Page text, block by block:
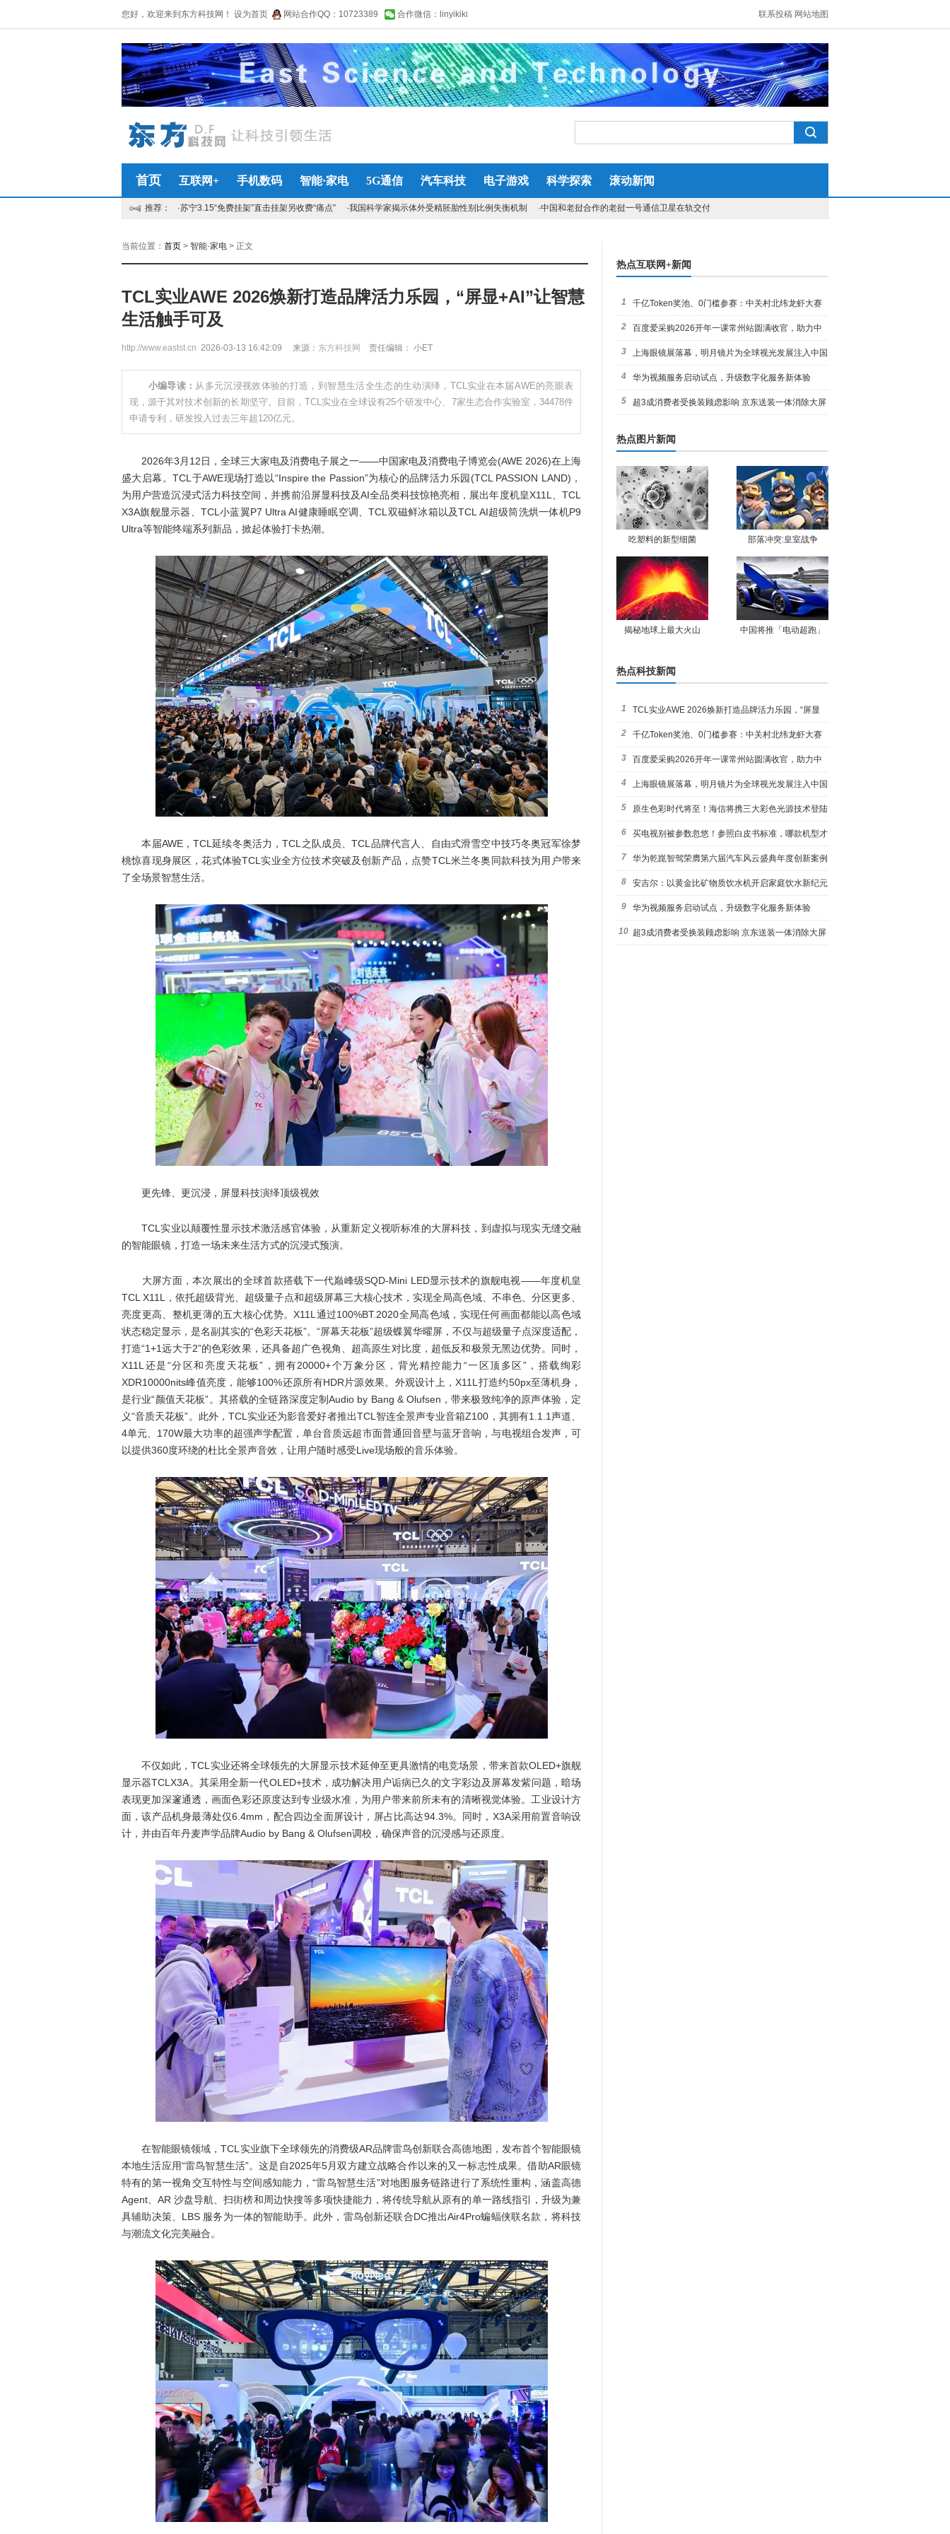
您好，欢迎来到东方科技网！ 设为首页 网站合作QQ：10723389 合作微信：linyikiki 联系投稿 网站地图
首页 互联网+ 手机数码 智能·家电 5G通信 汽车科技 电子游戏 科学探索 滚动新闻
推荐： ·苏宁3.15“免费挂架”直击挂架另收费“痛点” ·我国科学家揭示体外受精胚胎性别比例失衡机制 ·中国和老挝合作的老挝一号通信卫星在轨交付
当前位置： 首页 > 智能·家电 > 正文
TCL实业AWE 2026焕新打造品牌活力乐园，“屏显+AI”让智慧
生活触手可及
http://www.eastst.cn 2026-03-13 16:42:09 来源： 东方科技网 责任编辑： 小ET
小编导读： 从多元沉浸视效体验的打造，到智慧生活全生态的生动演绎，TCL实业在本届AWE的亮眼表
现，源于其对技术创新的长期坚守。目前，TCL实业在全球设有25个研发中心、7家生态合作实验室，34478件
申请专利，研发投入过去三年超120亿元。
2026年3月12日，全球三大家电及消费电子展之一——中国家电及消费电子博览会(AWE 2026)在上海
盛大启幕。TCL于AWE现场打造以“Inspire the Passion”为核心的品牌活力乐园(TCL PASSION LAND)，
为用户营造沉浸式活力科技空间，并携前沿屏显科技及AI全品类科技惊艳亮相，展出年度机皇X11L、TCL
X3A旗舰显示器、TCL小蓝翼P7 Ultra AI健康睡眠空调、TCL双磁鲜冰箱以及TCL AI超级筒洗烘一体机P9
Ultra等智能终端系列新品，掀起体验打卡热潮。
本届AWE，TCL延续冬奥活力，TCL之队成员、TCL品牌代言人、自由式滑雪空中技巧冬奥冠军徐梦
桃惊喜现身展区，花式体验TCL实业全方位技术突破及创新产品，点赞TCL米兰冬奥同款科技为用户带来
了全场景智慧生活。
更先锋、更沉浸，屏显科技演绎顶级视效
TCL实业以颠覆性显示技术激活感官体验，从重新定义视听标准的大屏科技，到虚拟与现实无缝交融
的智能眼镜，打造一场未来生活方式的沉浸式预演。
大屏方面，本次展出的全球首款搭载下一代巅峰级SQD-Mini LED显示技术的旗舰电视——年度机皇
TCL X11L，依托超级背光、超级量子点和超级屏幕三大核心技术，实现全局高色域、不串色、分区更多、
亮度更高、整机更薄的五大核心优势。X11L通过100%BT.2020全局高色域，实现任何画面都能以高色域
状态稳定显示，是名副其实的“色彩天花板”。“屏幕天花板”超级蝶翼华曜屏，不仅与超级量子点深度适配，
打造“1+1远大于2”的色彩效果，还具备超广色视角、超高原生对比度，超低反和极景无黑边优势。同时，
X11L还是“分区和亮度天花板”，拥有20000+个万象分区，背光精控能力“一区顶多区”，搭载绚彩
XDR10000nits峰值亮度，能够100%还原所有HDR片源效果。外观设计上，X11L打造约50px至薄机身，
是行业“颜值天花板”。其搭载的全链路深度定制Audio by Bang & Olufsen，带来极致纯净的原声体验，定
义“音质天花板”。此外，TCL实业还为影音爱好者推出TCL智连全景声专业音箱Z100，其拥有1.1.1声道、
4单元、170W最大功率的超强声学配置，单台音质远超市面普通回音壁与蓝牙音响，与电视组合发声，可
以提供360度环绕的杜比全景声音效，让用户随时感受Live现场般的音乐体验。
不仅如此，TCL实业还将全球领先的大屏显示技术延伸至更具激情的电竞场景，带来首款OLED+旗舰
显示器TCLX3A。其采用全新一代OLED+技术，成功解决用户诟病已久的文字彩边及屏幕发紫问题，暗场
表现更加深邃通透，画面色彩还原度达到专业级水准，为用户带来前所未有的清晰视觉体验。工业设计方
面，该产品机身最薄处仅6.4mm，配合四边全面屏设计，屏占比高达94.3%。同时，X3A采用前置音响设
计，并由百年丹麦声学品牌Audio by Bang & Olufsen调校，确保声音的沉浸感与还原度。
在智能眼镜领域，TCL实业旗下全球领先的消费级AR品牌雷鸟创新联合高德地图，发布首个智能眼镜
本地生活应用“雷鸟智慧生活”。这是自2025年5月双方建立战略合作以来的又一标志性成果。借助AR眼镜
特有的第一视角交互特性与空间感知能力，“雷鸟智慧生活”对地图服务链路进行了系统性重构，涵盖高德
Agent、AR 沙盘导航、扫街榜和周边快搜等多项快捷能力，将传统导航从原有的单一路线指引，升级为兼
具辅助决策、LBS 服务为一体的智能助手。此外，雷鸟创新还联合DC推出Air4Pro蝙蝠侠联名款，将科技
与潮流文化完美融合。
热点互联网+新闻
1 千亿Token奖池、0门槛参赛：中关村北纬龙虾大赛
全网寻找“
2 百度爱采购2026开年一课常州站圆满收官，助力中
小企业玩转
3 上海眼镜展落幕，明月镜片为全球视光发展注入中国
动能
4 华为视频服务启动试点，升级数字化服务新体验
5 超3成消费者受换装顾虑影响 京东送装一体消除大屏
热点图片新闻
吃塑料的新型细菌 部落冲突:皇室战争
揭秘地球上最大火山 中国将推「电动超跑」
热点科技新闻
1 TCL实业AWE 2026焕新打造品牌活力乐园，“屏显
+AI”让智
2 千亿Token奖池、0门槛参赛：中关村北纬龙虾大赛
全网寻找“
3 百度爱采购2026开年一课常州站圆满收官，助力中
小企业玩转
4 上海眼镜展落幕，明月镜片为全球视光发展注入中国
动能
5 原生色彩时代将至！海信将携三大彩色光源技术登陆
AWE2026
6 买电视别被参数忽悠！参照白皮书标准，哪款机型才
是真RGB
7 华为乾崑智驾荣膺第六届汽车风云盛典年度创新案例
8 安吉尔：以黄金比矿物质饮水机开启家庭饮水新纪元
9 华为视频服务启动试点，升级数字化服务新体验
10 超3成消费者受换装顾虑影响 京东送装一体消除大屏